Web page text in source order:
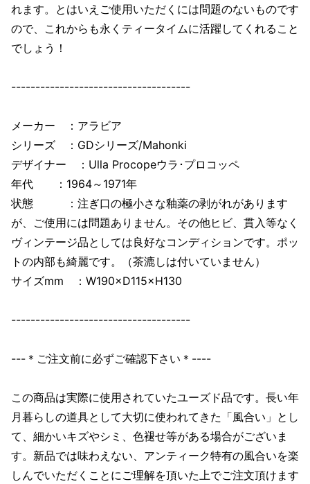
れます。とはいえご使用いただくには問題のないものです
ので、これからも永くティータイムに活躍してくれること
でしょう！
-------------------------------------
メーカー ：アラビア
シリーズ ：GDシリーズ/Mahonki
デザイナー ：Ulla Procopeウラ･プロコッペ
年代 ：1964～1971年
状態 ：注ぎ口の極小さな釉薬の剥がれがあります
が、ご使用には問題ありません。その他ヒビ、貫入等なく
ヴィンテージ品としては良好なコンディションです。ポッ
トの内部も綺麗です。（茶漉しは付いていません）
サイズmm ：W190×D115×H130
-------------------------------------
---＊ご注文前に必ずご確認下さい＊----
この商品は実際に使用されていたユーズド品です。長い年
月暮らしの道具として大切に使われてきた「風合い」とし
て、細かいキズやシミ、色褪せ等がある場合がございま
す。新品では味わえない、アンティーク特有の風合いを楽
しんでいただくことにご理解を頂いた上でご注文頂けます